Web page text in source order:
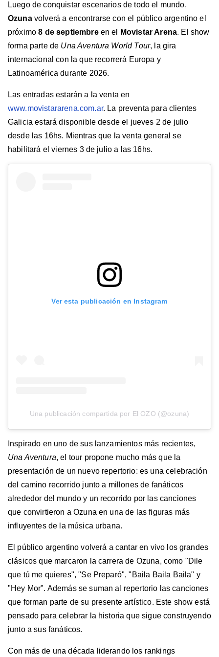
Luego de conquistar escenarios de todo el mundo,
Ozunavolverá a encontrarse con el público argentino el
próximo8 de septiembreen el Movistar Arena. El show
forma parte de Una Aventura World Tour, la gira
internacional con la que recorrerá Europa y
Latinoamérica durante 2026.
Las entradas estarán a la venta en
www.movistararena.com.ar. La preventa para clientes
Galicia estará disponible desde el jueves 2 de julio
desde las 16hs. Mientras que la venta general se
habilitará el viernes 3 de julio a las 16hs.
Ver esta publicación en Instagram
Una publicación compartida por El OZO (@ozuna)
Inspirado en uno de sus lanzamientos más recientes,
Una Aventura, el tour propone mucho más que la
presentación de un nuevo repertorio: es una celebración
del camino recorrido junto a millones de fanáticos
alrededor del mundo y un recorrido por las canciones
que convirtieron a Ozuna en una de las figuras más
influyentes de la música urbana.
El público argentino volverá a cantar en vivo los grandes
clásicos que marcaron la carrera de Ozuna, como "Dile
que tú me quieres", "Se Preparó", "Baila Baila Baila" y
"Hey Mor". Además se suman al repertorio las canciones
que forman parte de su presente artístico. Este show está
pensado para celebrar la historia que sigue construyendo
junto a sus fanáticos.
Con más de una década liderando los rankings